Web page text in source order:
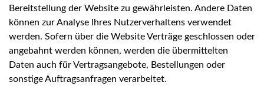
Bereitstellung der Website zu gewährleisten. Andere Daten
können zur Analyse Ihres Nutzerverhaltens verwendet
werden. Sofern über die Website Verträge geschlossen oder
angebahnt werden können, werden die übermittelten
Daten auch für Vertragsangebote, Bestellungen oder
sonstige Auftragsanfragen verarbeitet.